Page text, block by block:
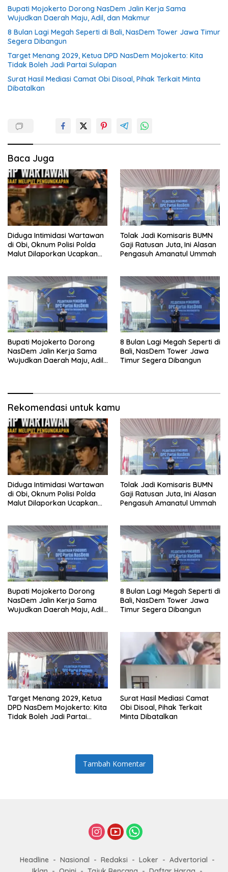
Bupati Mojokerto Dorong NasDem Jalin Kerja Sama
Wujudkan Daerah Maju, Adil, dan Makmur
8 Bulan Lagi Megah Seperti di Bali, NasDem Tower Jawa Timur
Segera Dibangun
Target Menang 2029, Ketua DPD NasDem Mojokerto: Kita
Tidak Boleh Jadi Partai Sulapan
Surat Hasil Mediasi Camat Obi Disoal, Pihak Terkait Minta
Dibatalkan
Baca Juga
Diduga Intimidasi Wartawan
di Obi, Oknum Polisi Polda
Malut Dilaporkan Ucapkan
Tolak Jadi Komisaris BUMN
Gaji Ratusan Juta, Ini Alasan
Pengasuh Amanatul Ummah
Bupati Mojokerto Dorong
NasDem Jalin Kerja Sama
Wujudkan Daerah Maju, Adil,
8 Bulan Lagi Megah Seperti di
Bali, NasDem Tower Jawa
Timur Segera Dibangun
Rekomendasi untuk kamu
Diduga Intimidasi Wartawan
di Obi, Oknum Polisi Polda
Malut Dilaporkan Ucapkan
Tolak Jadi Komisaris BUMN
Gaji Ratusan Juta, Ini Alasan
Pengasuh Amanatul Ummah
Bupati Mojokerto Dorong
NasDem Jalin Kerja Sama
Wujudkan Daerah Maju, Adil,
8 Bulan Lagi Megah Seperti di
Bali, NasDem Tower Jawa
Timur Segera Dibangun
Target Menang 2029, Ketua
DPD NasDem Mojokerto: Kita
Tidak Boleh Jadi Partai
Surat Hasil Mediasi Camat
Obi Disoal, Pihak Terkait
Minta Dibatalkan
Tambah Komentar
Headline Nasional Redaksi Loker
Advertorial